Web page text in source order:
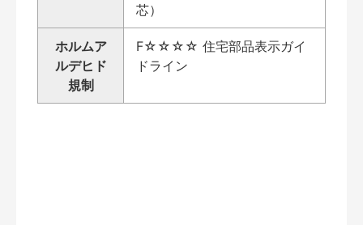
芯）
ホルムア
ルデヒド
規制
F☆☆☆☆ 住宅部品表示ガイ
ドライン